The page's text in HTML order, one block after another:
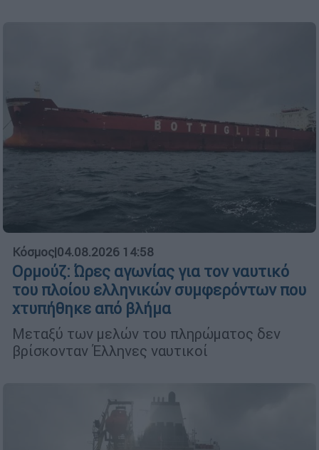
Κόσμος|04.08.2026 14:58
Ορμούζ: Ώρες αγωνίας για τον ναυτικό
του πλοίου ελληνικών συμφερόντων που
χτυπήθηκε από βλήμα
Μεταξύ των μελών του πληρώματος δεν
βρίσκονταν Έλληνες ναυτικοί